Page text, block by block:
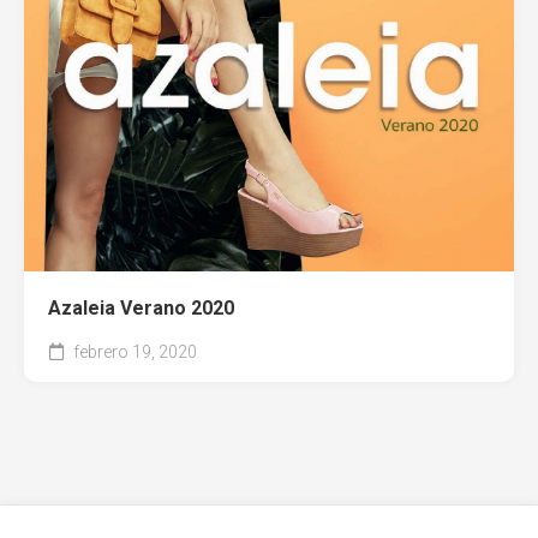
Entel
Azaleia Verano 2020
febrero 19, 2020